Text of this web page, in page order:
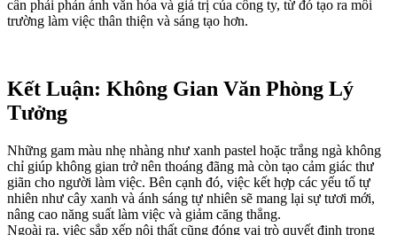
cần phải phản ánh văn hóa và giá trị của công ty, từ đó tạo ra môi
trường làm việc thân thiện và sáng tạo hơn.
Kết Luận: Không Gian Văn Phòng Lý
Tưởng
Những gam màu nhẹ nhàng như xanh pastel hoặc trắng ngà không
chỉ giúp không gian trở nên thoáng đãng mà còn tạo cảm giác thư
giãn cho người làm việc. Bên cạnh đó, việc kết hợp các yếu tố tự
nhiên như cây xanh và ánh sáng tự nhiên sẽ mang lại sự tươi mới,
nâng cao năng suất làm việc và giảm căng thẳng.
Ngoài ra, việc sắp xếp nội thất cũng đóng vai trò quyết định trong